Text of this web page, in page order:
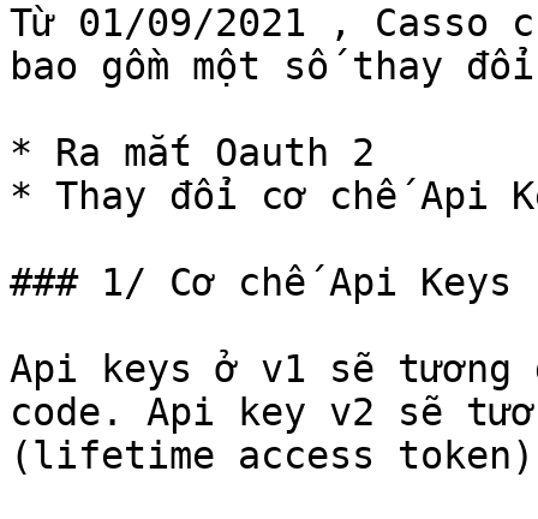
Từ 01/09/2021 , Casso
bao gồm một số thay
* Ra mắt Oauth 2
* Thay đổi cơ chế Api
### 1/ Cơ chế Api Keys
Api keys ở v1 sẽ
code. Api key v2 sẽ
(lifetime access